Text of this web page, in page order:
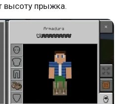
высоту прыжка.